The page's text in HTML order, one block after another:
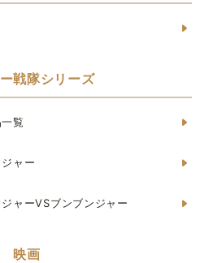
戦隊シリーズ
覧
ャー
ャーVSブンブンジャー
映画